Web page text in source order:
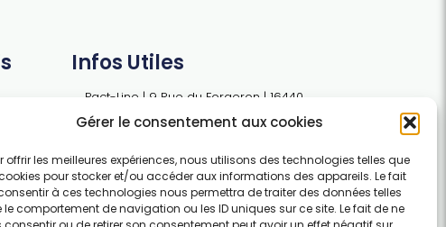
Gérer le consentement aux cookies
offrir les meilleures expériences, nous utilisons des technologies telles que
pour stocker et/ou accéder aux informations des appareils. Le fait
à ces technologies nous permettra de traiter des données telles
le comportement de navigation ou les ID uniques sur ce site. Le fait de ne
Infos Utiles
Pact-Line | 9 Rue du Forgeron | 16440
SIREUIL | FRANCE
contact@pact-line.com
Tel : +33 (0)7 54 37 97 74